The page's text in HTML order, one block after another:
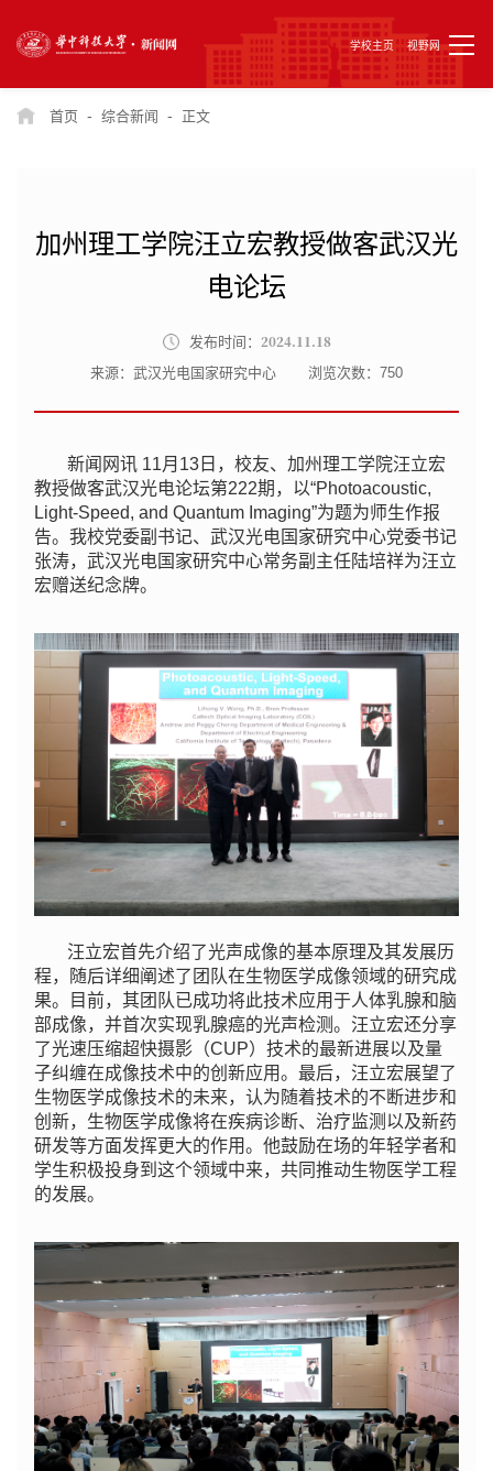
学校主页 视野网
首页 - 综合新闻 - 正文
加州理工学院汪立宏教授做客武汉光
电论坛
发布时间： 2024.11.18
来源：武汉光电国家研究中心 浏览次数： 750
新闻网讯 11月13日，校友、加州理工学院汪立宏
教授做客武汉光电论坛第222期，以“Photoacoustic,
Light-Speed, and Quantum Imaging”为题为师生作报
告。我校党委副书记、武汉光电国家研究中心党委书记
张涛，武汉光电国家研究中心常务副主任陆培祥为汪立
宏赠送纪念牌。
汪立宏首先介绍了光声成像的基本原理及其发展历
程，随后详细阐述了团队在生物医学成像领域的研究成
果。目前，其团队已成功将此技术应用于人体乳腺和脑
部成像，并首次实现乳腺癌的光声检测。汪立宏还分享
了光速压缩超快摄影（CUP）技术的最新进展以及量
子纠缠在成像技术中的创新应用。最后，汪立宏展望了
生物医学成像技术的未来，认为随着技术的不断进步和
创新，生物医学成像将在疾病诊断、治疗监测以及新药
研发等方面发挥更大的作用。他鼓励在场的年轻学者和
学生积极投身到这个领域中来，共同推动生物医学工程
的发展。